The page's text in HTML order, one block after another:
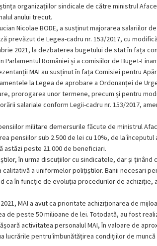
organizațiilor sindicale de către ministrul
anului trecut.
Nicolae BODE, a susținut majorarea salariilor
prevăzut de Legea-cadru nr. 153/2017, cu
2021, la dezbaterea bugetului de stat în fața
Parlamentul României și a comisiilor de Buget-
MAI au susținut în fața Comisiei pentru
la Legea de aprobare a Ordonanței de
prorogarea unor termene, precum și pentru
salariale conform Legii-cadru nr. 153/2017,
militare demersurile făcute de ministrul
pensiilor sub 2.500 de lei cu 10%, de la începutul
peste 21.000 de beneficiari.
în urma discuțiilor cu sindicatele, dar și ținând
a uniformelor polițiștilor. Banii necesari
ca în funcție de evoluția procedurilor de achiziție,
MAI a avut ca prioritate achiziționarea de
de peste 50 milioane de lei. Totodată, au fost
activitatea personalul MAI, în valoare de
lucrările pentru îmbunătățirea condițiilor de